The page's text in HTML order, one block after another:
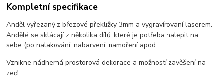
Kompletní specifikace
Anděl vyřezaný z březové překližky 3mm a vygravírovaní laserem.
Andělé se skládají z několika dílů, které je potřeba nalepit na
sebe (po nalakování, nabarvení, namoření apod.
Vznikne nádherná prostorová dekorace a možností zavěšení na
zeď.